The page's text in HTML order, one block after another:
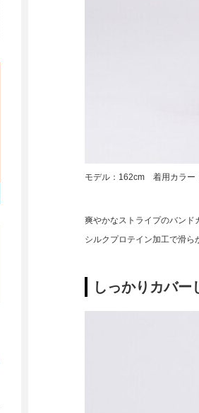
モデル：162cm 着用カラ
爽やかなストライプのバンド
シルクプロテイン加工で滑ら
しっかりカバー